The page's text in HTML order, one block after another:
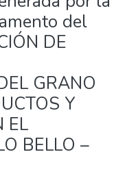
del
DE
GRANO
Y
EL
BELLO –